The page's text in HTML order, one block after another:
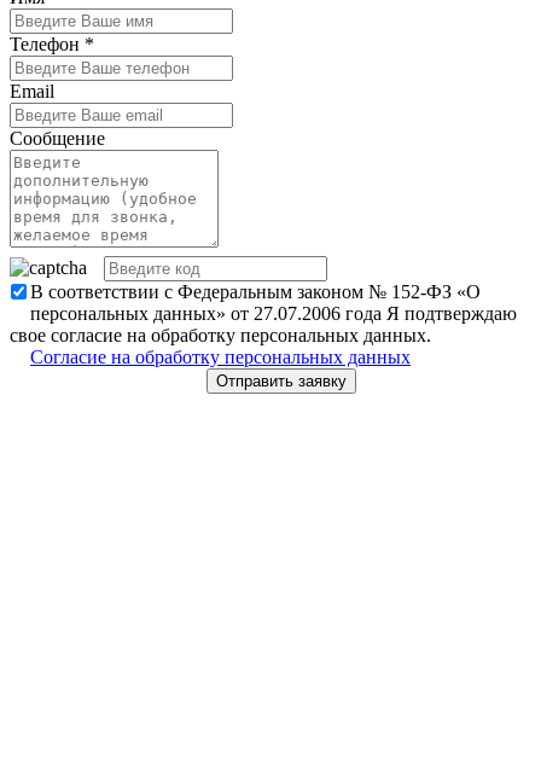
Телефон *
Email
Сообщение
В соответствии с Федеральным законом № 152-ФЗ «О
персональных данных» от 27.07.2006 года Я подтверждаю
свое согласие на обработку персональных данных.
Согласие на обработку персональных данных